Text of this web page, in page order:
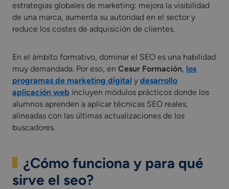
estrategias globales de marketing: mejora la visibilidad
de una marca, aumenta su autoridad en el sector y
reduce los costes de adquisición de clientes.
En el ámbito formativo, dominar el SEO es una habilidad
muy demandada. Por eso, en Cesur Formación, los
programas de marketing digital y desarrollo
aplicación web incluyen módulos prácticos donde los
alumnos aprenden a aplicar técnicas SEO reales,
alineadas con las últimas actualizaciones de los
buscadores.
¿Cómo funciona y para qué
sirve el seo?